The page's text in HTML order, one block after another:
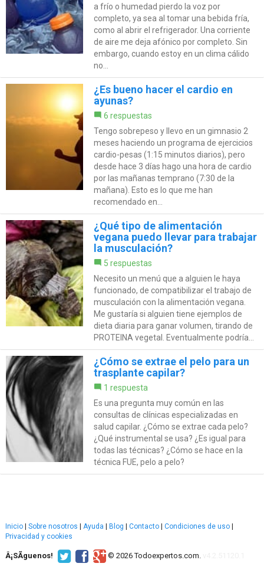
a frío o humedad pierdo la voz por
completo, ya sea al tomar una bebida fría,
como al abrir el refrigerador. Una corriente
de aire me deja afónico por completo. Sin
embargo, cuando estoy en un clima cálido
no...
¿Es bueno hacer el cardio en
ayunas?
6 respuestas
Tengo sobrepeso y llevo en un gimnasio 2
meses haciendo un programa de ejercicios
cardio-pesas (1:15 minutos diarios), pero
desde hace 3 días hago una hora de cardio
por las mañanas temprano (7:30 de la
mañana). Esto es lo que me han
recomendado en...
¿Qué tipo de alimentación
vegana puedo llevar para trabajar
la musculación?
5 respuestas
Necesito un menú que a alguien le haya
funcionado, de compatibilizar el trabajo de
musculación con la alimentación vegana.
Me gustaría si alguien tiene ejemplos de
dieta diaria para ganar volumen, tirando de
PROTEINA vegetal. Eventualmente podría...
¿Cómo se extrae el pelo para un
trasplante capilar?
1 respuesta
Es una pregunta muy común en las
consultas de clínicas especializadas en
salud capilar. ¿Cómo se extrae cada pelo?
¿Qué instrumental se usa? ¿Es igual para
todas las técnicas? ¿Cómo se hace en la
técnica FUE, pelo a pelo?
Inicio | Sobre nosotros | Ayuda | Blog | Contacto | Condiciones de uso |
Privacidad y cookies
Â¡SÃ­guenos! © 2026 Todoexpertos.com.